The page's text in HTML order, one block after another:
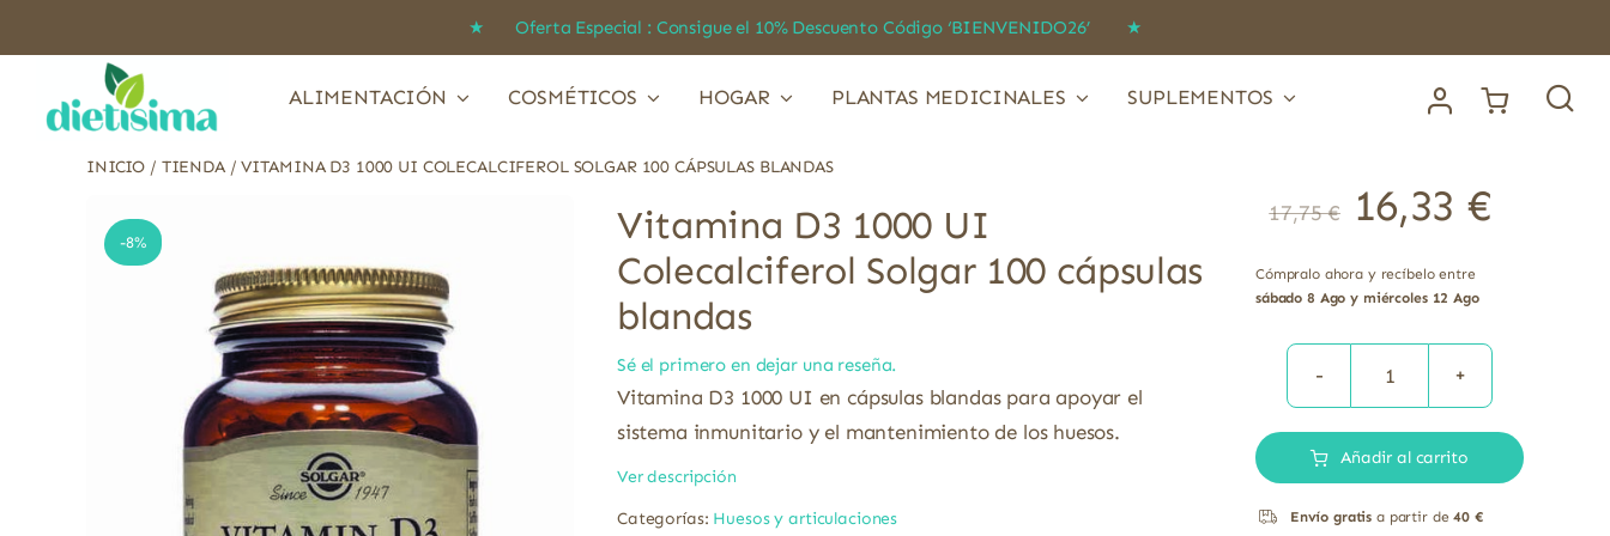
★ Oferta Especial : Consigue el 10% Descuento Código ‘BIENVENIDO26’ ★
ALIMENTACIÓN COSMÉTICOS HOGAR PLANTAS MEDICINALES SUPLEMENTOS
INICIO / TIENDA/VITAMINA D3 1000 UI COLECALCIFEROL SOLGAR 100 CÁPSULAS BLANDAS
-8%
Vitamina D3 1000 UI
Colecalciferol Solgar 100 cápsulas
blandas
Sé el primero en dejar una reseña.
Vitamina D3 1000 UI en cápsulas blandas para apoyar el
sistema inmunitario y el mantenimiento de los huesos.
Ver descripción
Categorías: Huesos y articulaciones
17,75€ 16,33 €
Cómpralo ahora y recíbelo entre
sábado 8 Ago y miércoles 12 Ago
Vitamina
1000
Colecalciferol
Añadir al carrito
Envío gratis a partir de40 €